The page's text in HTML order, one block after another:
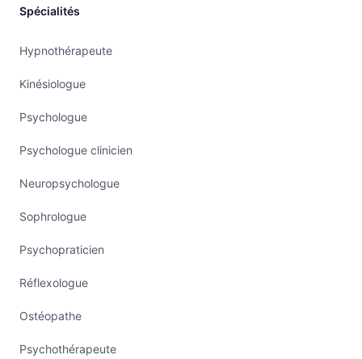
Spécialités
Hypnothérapeute
Kinésiologue
Psychologue
Psychologue clinicien
Neuropsychologue
Sophrologue
Psychopraticien
Réflexologue
Ostéopathe
Psychothérapeute